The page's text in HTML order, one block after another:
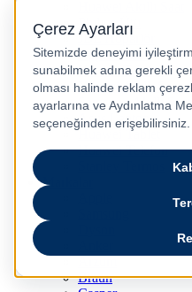
Philips Ütü
JBL Hoparlör
Apple Tablet
Xiaomi Telefon
Xiaomi Akıllı Saat
Samsung Akıllı Saat
Asus Laptop
Huawei Tablet
Huawei Telefon
Markalar
Braun